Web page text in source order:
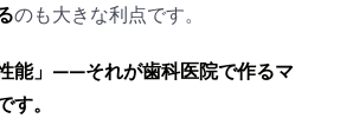
のも大きな利点です。
能」――それが歯科医院で作るマ
す。